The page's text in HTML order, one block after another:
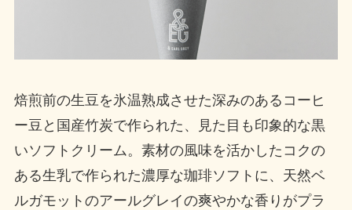
焙煎前の生豆を氷温熟成させた深みのあるコーヒ
ー豆と国産竹炭で作られた、見た目も印象的な黒
いソフトクリーム。素材の風味を活かしたコクの
ある生乳で作られた濃厚な珈琲ソフトに、天然ベ
ルガモットのアールグレイの爽やかな香りがプラ